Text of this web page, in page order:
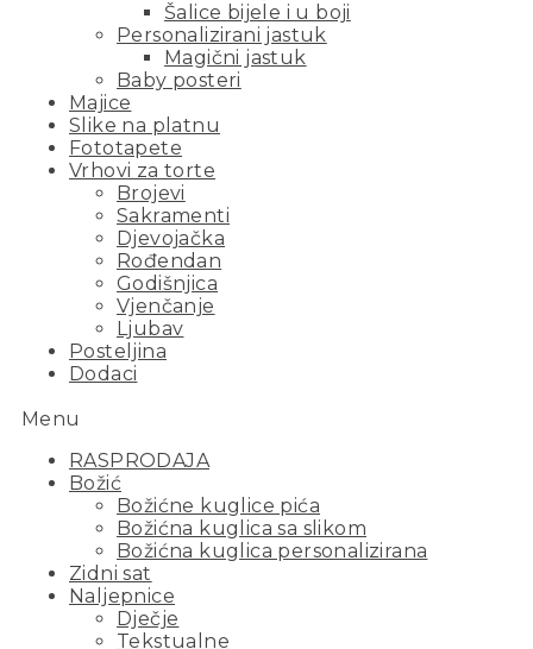
Šalice bijele i u boji
Personalizirani jastuk
Magični jastuk
Baby posteri
Majice
Slike na platnu
Fototapete
Vrhovi za torte
Brojevi
Sakramenti
Djevojačka
Rođendan
Godišnjica
Vjenčanje
Ljubav
Posteljina
Dodaci
Menu
RASPRODAJA
Božić
Božićne kuglice pića
Božićna kuglica sa slikom
Božićna kuglica personalizirana
Zidni sat
Naljepnice
Dječje
Tekstualne